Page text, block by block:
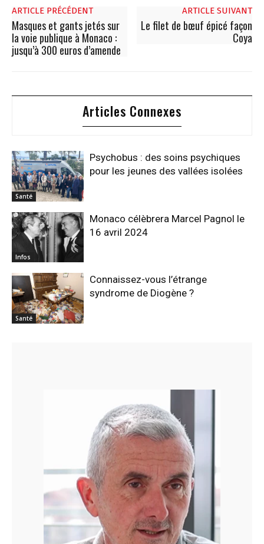
ARTICLE PRÉCÉDENT
Masques et gants jetés sur
la voie publique à Monaco :
jusqu’à 300 euros d’amende
ARTICLE SUIVANT
Le filet de bœuf épicé façon
Coya
Articles Connexes
Santé
Psychobus : des soins psychiques
pour les jeunes des vallées isolées
Infos
Monaco célèbrera Marcel Pagnol le
16 avril 2024
Santé
Connaissez-vous l’étrange
syndrome de Diogène ?